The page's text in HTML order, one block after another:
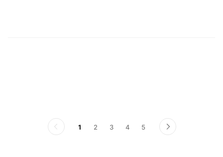
전
1 2 3 4 5
다
음